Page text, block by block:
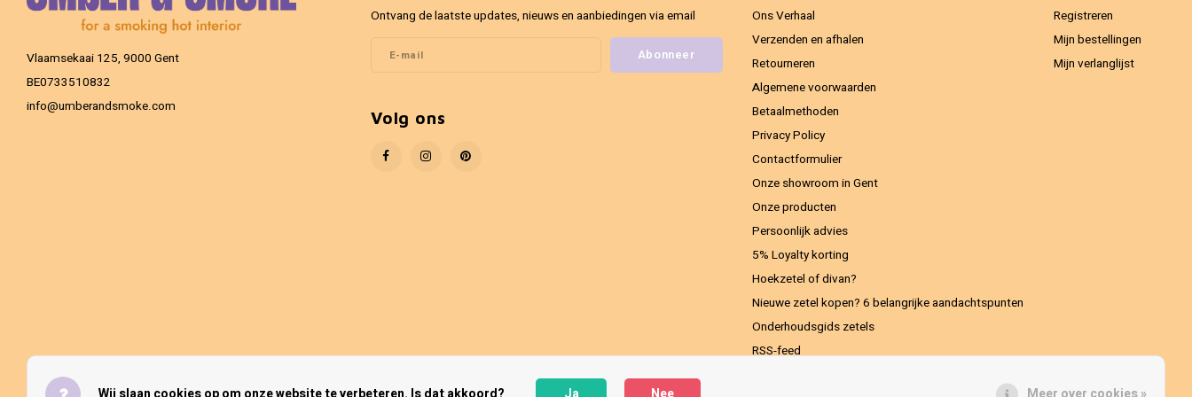
Vlaamsekaai 125, 9000 Gent
BE0733510832
info@umberandsmoke.com
Ontvang de laatste updates, nieuws en aanbiedingen via email
Abonneer
Volg ons
Ons Verhaal
Verzenden en afhalen
Retourneren
Algemene voorwaarden
Betaalmethoden
Privacy Policy
Contactformulier
Onze showroom in Gent
Onze producten
Persoonlijk advies
5% Loyalty korting
Hoekzetel of divan?
Nieuwe zetel kopen? 6 belangrijke aandachtspunten
Onderhoudsgids zetels
RSS-feed
Registreren
Mijn bestellingen
Mijn verlanglijst